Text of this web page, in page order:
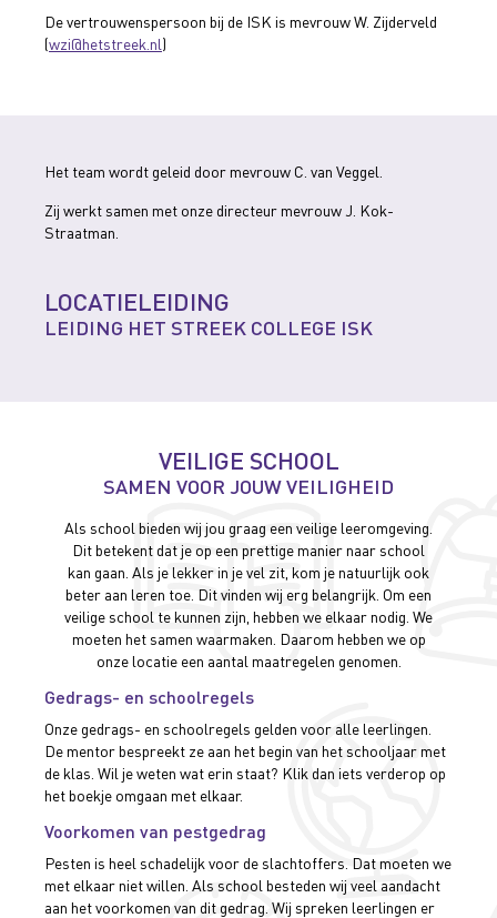
De vertrouwenspersoon bij de ISK is mevrouw W. Zijderveld
(wzi@hetstreek.nl)
LOCATIELEIDING
LEIDING HET STREEK COLLEGE ISK
Het team wordt geleid door mevrouw C. van Veggel.
Zij werkt samen met onze directeur mevrouw J. Kok-
Straatman.
VEILIGE SCHOOL
SAMEN VOOR JOUW VEILIGHEID
Als school bieden wij jou graag een veilige leeromgeving.
Dit betekent dat je op een prettige manier naar school
kan gaan. Als je lekker in je vel zit, kom je natuurlijk ook
beter aan leren toe. Dit vinden wij erg belangrijk. Om een
veilige school te kunnen zijn, hebben we elkaar nodig. We
moeten het samen waarmaken. Daarom hebben we op
onze locatie een aantal maatregelen genomen.
Gedrags- en schoolregels
Onze gedrags- en schoolregels gelden voor alle leerlingen.
De mentor bespreekt ze aan het begin van het schooljaar met
de klas. Wil je weten wat erin staat? Klik dan iets verderop op
het boekje omgaan met elkaar.
Voorkomen van pestgedrag
Pesten is heel schadelijk voor de slachtoffers. Dat moeten we
met elkaar niet willen. Als school besteden wij veel aandacht
aan het voorkomen van dit gedrag. Wij spreken leerlingen er